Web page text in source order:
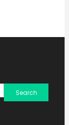
Search
for: